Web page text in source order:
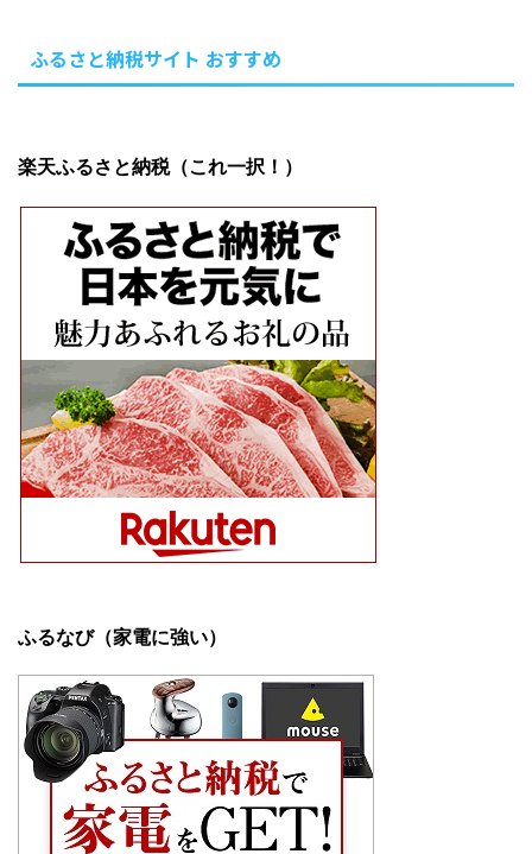
ふるさと納税サイト おすすめ
楽天ふるさと納税（これ一択！）
ふるなび（家電に強い）